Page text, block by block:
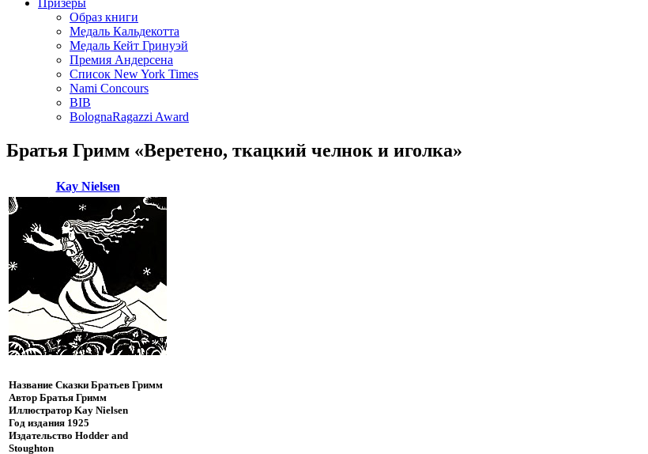
Призеры
Образ книги
Медаль Кальдекотта
Медаль Кейт Гринуэй
Премия Андерсена
Список New York Times
Nami Concours
BIB
BolognaRagazzi Award
Братья Гримм «Веретено, ткацкий челнок и иголка»
Kay Nielsen
Название Сказки Братьев Гримм
Автор Братья Гримм
Иллюстратор Kay Nielsen
Год издания 1925
Издательство Hodder and
Stoughton